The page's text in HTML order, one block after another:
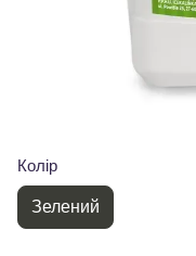
Колір
Зелений